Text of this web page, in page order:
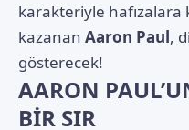
karakteriyle hafızalara
kazanan Aaron Paul,
gösterecek!
AARON
BİR SIR